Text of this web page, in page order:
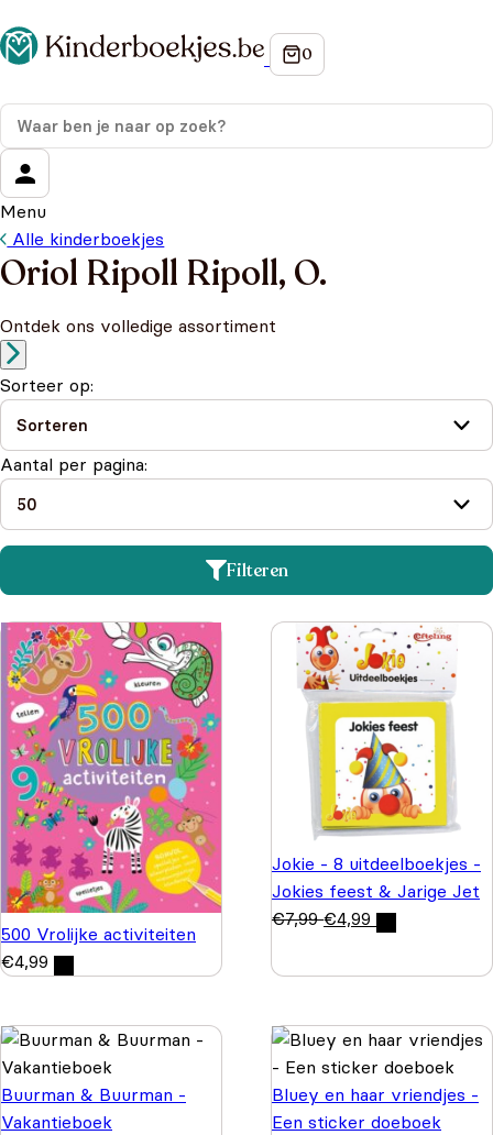
Menu
Alle kinderboekjes
Oriol Ripoll Ripoll, O.
Ontdek ons volledige assortiment
Sorteer op:
Aantal per pagina:
Filteren
500 Vrolijke activiteiten
€4,99
Jokie - 8 uitdeelboekjes -
Jokies feest & Jarige Jet
€7,99 €4,99
Buurman & Buurman -
Vakantieboek
Bluey en haar vriendjes -
Een sticker doeboek